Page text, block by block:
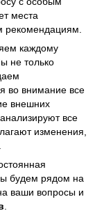
места
рекомендациям.
каждому
не только
во внимание все
внешних
все
изменения,
.
будем рядом на
ваши вопросы и
.